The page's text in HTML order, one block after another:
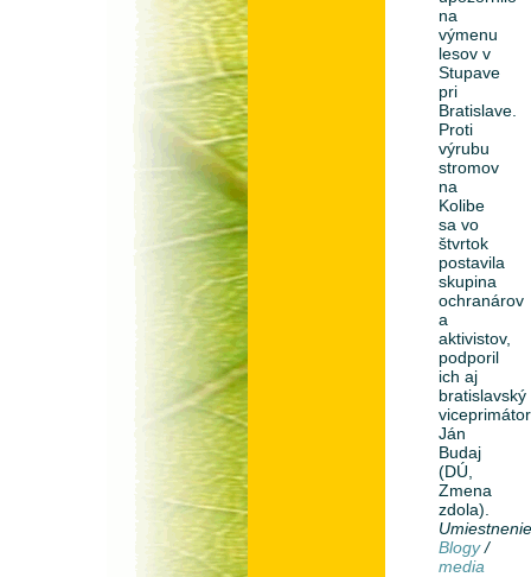
na
výmenu
lesov v
Stupave
pri
Bratislave.
Proti
výrubu
stromov
na
Kolibe
sa vo
štvrtok
postavila
skupina
ochranárov
a
aktivistov,
podporil
ich aj
bratislavský
viceprimátor
Ján
Budaj
(DÚ,
Zmena
zdola).
Blogy /
media